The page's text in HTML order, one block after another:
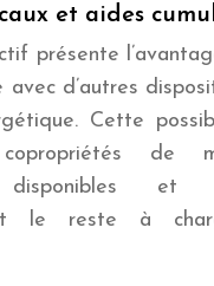
et aides
présente
avec d’autres
Cette
de
disponibles
le reste à